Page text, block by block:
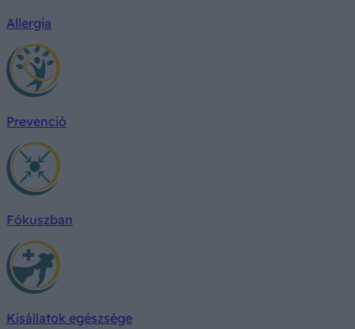
Allergia
Prevenció
Fókuszban
Kisállatok egészsége